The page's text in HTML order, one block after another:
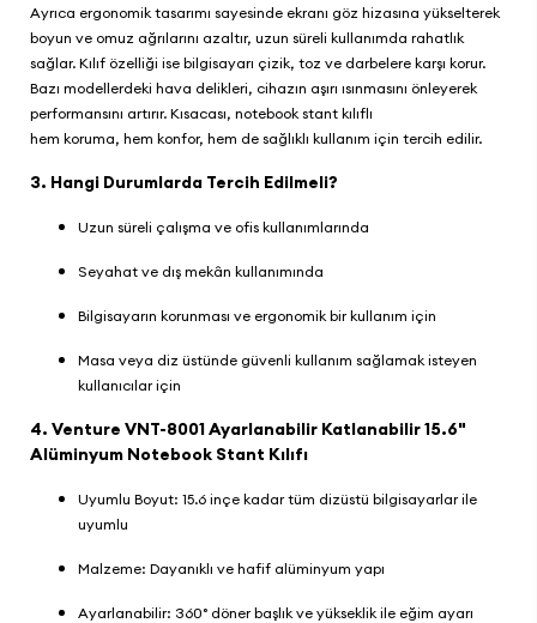
Ayrıca ergonomik tasarımı sayesinde ekranı göz hizasına yükselterek
boyun ve omuz ağrılarını azaltır, uzun süreli kullanımda rahatlık
sağlar. Kılıf özelliği ise bilgisayarı çizik, toz ve darbelere karşı korur.
Bazı modellerdeki hava delikleri, cihazın aşırı ısınmasını önleyerek
performansını artırır. Kısacası, notebook stant kılıflı
hem koruma, hem konfor, hem de sağlıklı kullanım için tercih edilir.
3. Hangi Durumlarda Tercih Edilmeli?
Uzun süreli çalışma ve ofis kullanımlarında
Seyahat ve dış mekân kullanımında
Bilgisayarın korunması ve ergonomik bir kullanım için
Masa veya diz üstünde güvenli kullanım sağlamak isteyen
kullanıcılar için
4. Venture VNT-8001 Ayarlanabilir Katlanabilir 15.6"
Alüminyum Notebook Stant Kılıfı
Uyumlu Boyut: 15.6 inçe kadar tüm dizüstü bilgisayarlar ile
uyumlu
Malzeme: Dayanıklı ve hafif alüminyum yapı
Ayarlanabilir: 360° döner başlık ve yükseklik ile eğim ayarı